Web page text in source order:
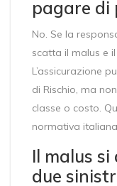
pagare di
No. Se la
scatta il malus e
L’assicurazione
di Rischio, ma
classe o costo.
normativa
Il malus
due